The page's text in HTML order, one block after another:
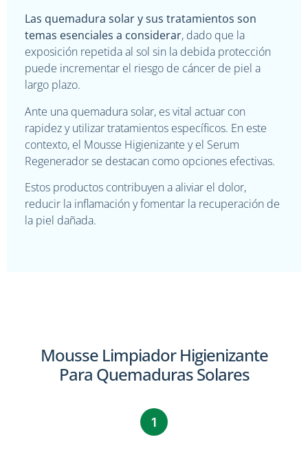
Las quemadura solar y sus tratamientos son
temas esenciales a considerar, dado que la
exposición repetida al sol sin la debida protección
puede incrementar el riesgo de cáncer de piel a
largo plazo.
Ante una quemadura solar, es vital actuar con
rapidez y utilizar tratamientos específicos. En este
contexto, el Mousse Higienizante y el Serum
Regenerador se destacan como opciones efectivas.
Estos productos contribuyen a aliviar el dolor,
reducir la inflamación y fomentar la recuperación de
la piel dañada.
Mousse Limpiador Higienizante
Para Quemaduras Solares
1